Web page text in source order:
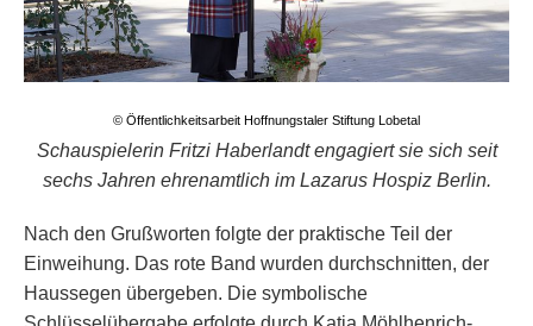
© Öffentlichkeitsarbeit Hoffnungstaler Stiftung Lobetal
Schauspielerin Fritzi Haberlandt engagiert sie sich seit
sechs Jahren ehrenamtlich im Lazarus Hospiz Berlin.
Nach den Grußworten folgte der praktische Teil der
Einweihung. Das rote Band wurden durchschnitten, der
Haussegen übergeben. Die symbolische